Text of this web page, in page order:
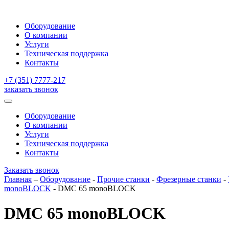
Оборудование
О компании
Услуги
Техническая поддержка
Контакты
+7 (351) 7777-217
заказать звонок
Оборудование
О компании
Услуги
Техническая поддержка
Контакты
Заказать звонок
Главная – Оборудование - Прочие станки - Фрезерные станки -
monoBLOCK - DMC 65 monoBLOCK
DMC 65 monoBLOCK